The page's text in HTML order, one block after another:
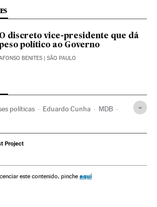
O discreto vice-presidente que dá
político ao Governo
BENITES | SÃO PAULO
políticas Eduardo Cunha MDB
Brasil
Partido dos Trabalhadores
este contenido, pinche aquí